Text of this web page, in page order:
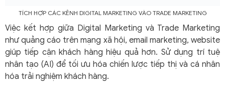
TÍCH HỢP CÁC KÊNH DIGITAL MARKETING VÀO TRADE MARKETING
Việc kết hợp giữa Digital Marketing và Trade Marketing
như quảng cáo trên mạng xã hội, email marketing, website
giúp tiếp cận khách hàng hiệu quả hơn. Sử dụng trí tuệ
nhân tạo (AI) để tối ưu hóa chiến lược tiếp thị và cá nhân
hóa trải nghiệm khách hàng.